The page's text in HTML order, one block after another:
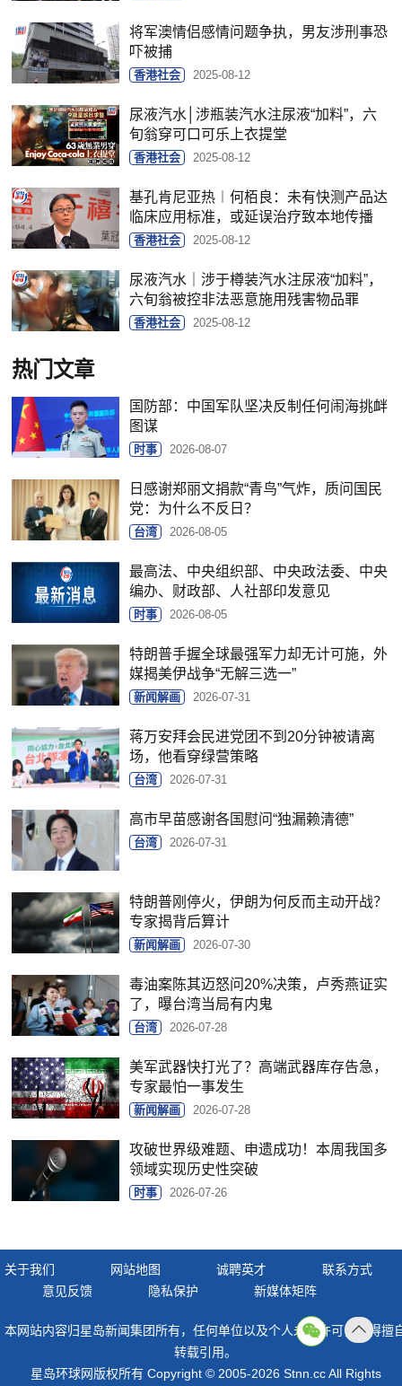
将军澳情侣感情问题争执，男友涉刑事恐
吓被捕
香港社会 2025-08-12
尿液汽水│涉瓶装汽水注尿液“加料”，六
旬翁穿可口可乐上衣提堂
香港社会 2025-08-12
基孔肯尼亚热︱何栢良：未有快测产品达
临床应用标准，或延误治疗致本地传播
香港社会 2025-08-12
尿液汽水｜涉于樽装汽水注尿液“加料”，
六旬翁被控非法恶意施用残害物品罪
香港社会 2025-08-12
热门文章
国防部：中国军队坚决反制任何闹海挑衅
图谋
时事 2026-08-07
日感谢郑丽文捐款“青鸟”气炸，质问国民
党：为什么不反日？
台湾 2026-08-05
最高法、中央组织部、中央政法委、中央
编办、财政部、人社部印发意见
时事 2026-08-05
特朗普手握全球最强军力却无计可施，外
媒揭美伊战争“无解三选一”
新闻解画 2026-07-31
蒋万安拜会民进党团不到20分钟被请离
场，他看穿绿营策略
台湾 2026-07-31
高市早苗感谢各国慰问“独漏赖清德”
台湾 2026-07-31
特朗普刚停火，伊朗为何反而主动开战？
专家揭背后算计
新闻解画 2026-07-30
毒油案陈其迈怒问20%决策，卢秀燕证实
了，曝台湾当局有内鬼
台湾 2026-07-28
美军武器快打光了？高端武器库存告急，
专家最怕一事发生
新闻解画 2026-07-28
攻破世界级难题、申遗成功！本周我国多
领域实现历史性突破
时事 2026-07-26
关于我们 网站地图 诚聘英才
联系方式
意见反馈
隐私保护 新媒体矩阵
本网站内容归星岛新闻集团所有，任何单位以及个人未经许可，不得擅
转载引用。
星岛环球网版权所有 Copyright © 2005-2026 Stnn.cc All Rights
顶部